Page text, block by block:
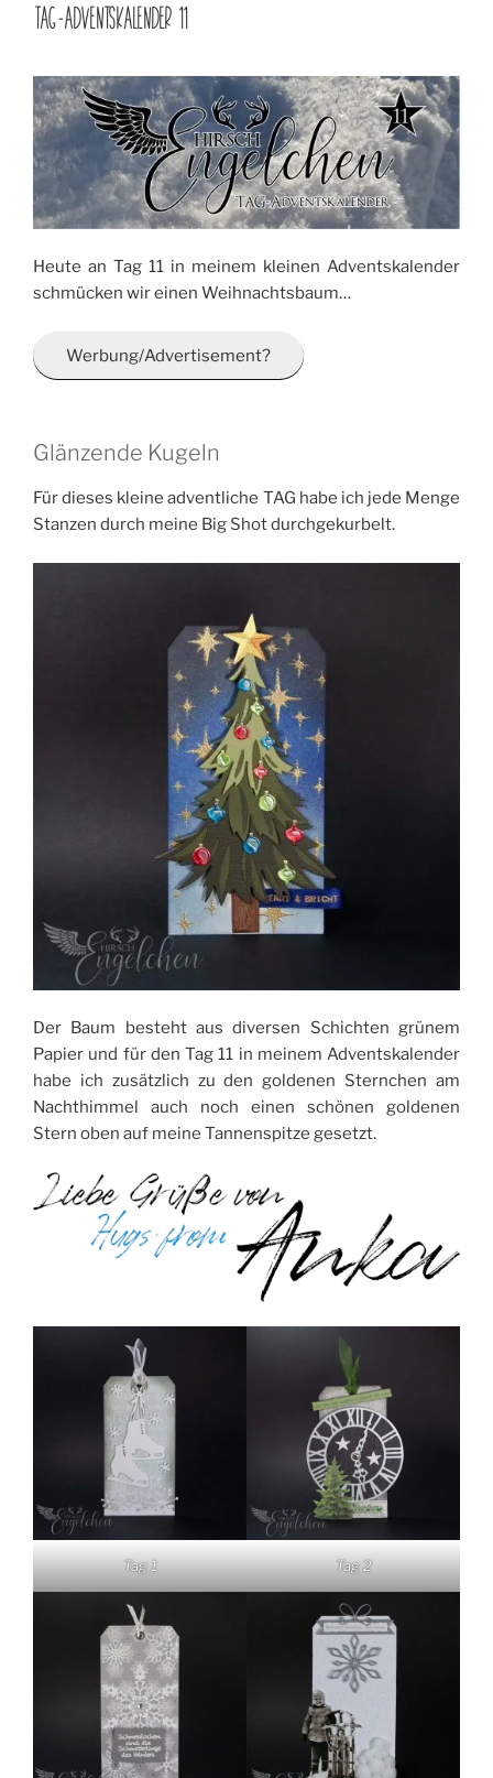
AM
TAG-ADVENTSKALENDER 11
Heute an Tag 11 in meinem kleinen Adventskalender
schmücken wir einen Weihnachtsbaum…
Werbung/Advertisement?
Glänzende Kugeln
Für dieses kleine adventliche TAG habe ich jede Menge
Stanzen durch meine Big Shot durchgekurbelt.
Der Baum besteht aus diversen Schichten grünem
Papier und für den Tag 11 in meinem Adventskalender
habe ich zusätzlich zu den goldenen Sternchen am
Nachthimmel auch noch einen schönen goldenen
Stern oben auf meine Tannenspitze gesetzt.
Tag 1 Tag 2